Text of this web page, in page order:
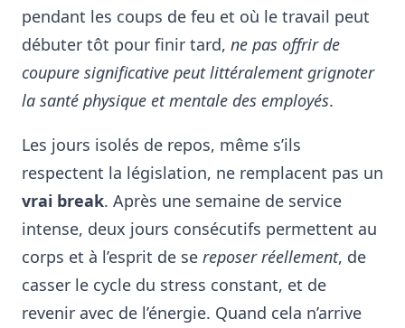
pendant les coups de feu et où le travail peut
débuter tôt pour finir tard, ne pas offrir de
coupure significative peut littéralement grignoter
la santé physique et mentale des employés.
Les jours isolés de repos, même s’ils
respectent la législation, ne remplacent pas un
vrai break. Après une semaine de service
intense, deux jours consécutifs permettent au
corps et à l’esprit de se reposer réellement, de
casser le cycle du stress constant, et de
revenir avec de l’énergie. Quand cela n’arrive